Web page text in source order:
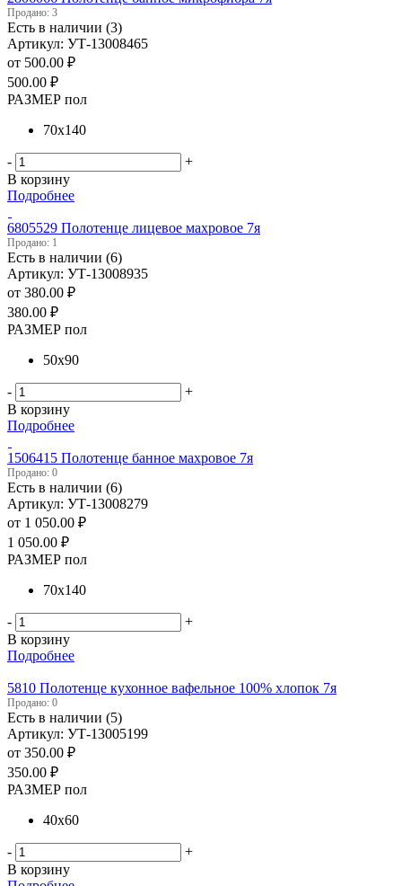
Продано: 3
Есть в наличии (3)
Артикул: УТ-13008465
от 500.00 ₽
500.00 ₽
РАЗМЕР пол
70х140
-
+
В корзину
Подробнее
6805529 Полотенце лицевое махровое 7я
Продано: 1
Есть в наличии (6)
Артикул: УТ-13008935
от 380.00 ₽
380.00 ₽
РАЗМЕР пол
50х90
-
+
В корзину
Подробнее
1506415 Полотенце банное махровое 7я
Продано: 0
Есть в наличии (6)
Артикул: УТ-13008279
от 1 050.00 ₽
1 050.00 ₽
РАЗМЕР пол
70х140
-
+
В корзину
Подробнее
5810 Полотенце кухонное вафельное 100% хлопок 7я
Продано: 0
Есть в наличии (5)
Артикул: УТ-13005199
от 350.00 ₽
350.00 ₽
РАЗМЕР пол
40х60
-
+
В корзину